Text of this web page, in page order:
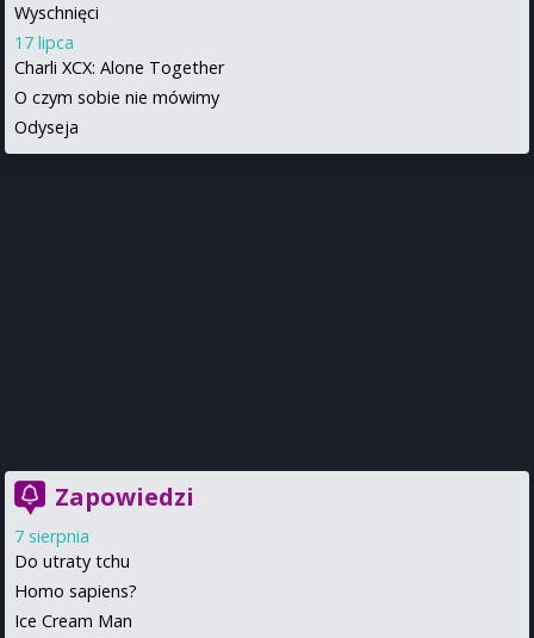
Wyschnięci
17 lipca
Charli XCX: Alone Together
O czym sobie nie mówimy
Odyseja
Zapowiedzi
7 sierpnia
Do utraty tchu
Homo sapiens?
Ice Cream Man